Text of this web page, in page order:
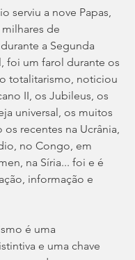
serviu a nove Papas,
de
a Segunda
foi um farol durante os
totalitarismo, noticiou
II, os Jubileus, os
universal, os muitos
recentes na Ucrânia,
no Congo, em
na Síria... foi e é
informação e
é uma
e uma chave